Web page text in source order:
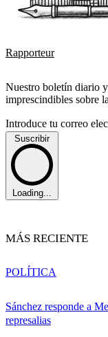
Rapporteur
Nuestro boletín diario
imprescindibles sobre
Introduce tu correo
Suscribir
Loading...
MÁS RECIENTE
Sánchez responde a
represalias
POLÍTICA